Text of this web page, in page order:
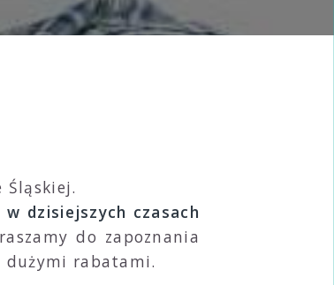
Śląskiej.
dzisiejszych czasach
do zapoznania
dużymi rabatami.